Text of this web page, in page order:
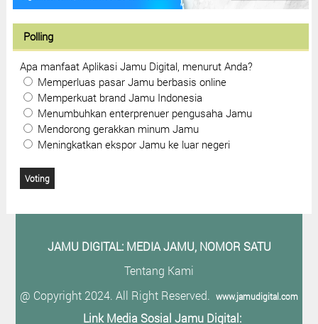
Polling
Apa manfaat Aplikasi Jamu Digital, menurut Anda?
Memperluas pasar Jamu berbasis online
Memperkuat brand Jamu Indonesia
Menumbuhkan enterprenuer pengusaha Jamu
Mendorong gerakkan minum Jamu
Meningkatkan ekspor Jamu ke luar negeri
JAMU DIGITAL: MEDIA JAMU, NOMOR SATU
Tentang Kami
@ Copyright 2024. All Right Reserved.
www.jamudigital.com
Link Media Sosial Jamu Digital: